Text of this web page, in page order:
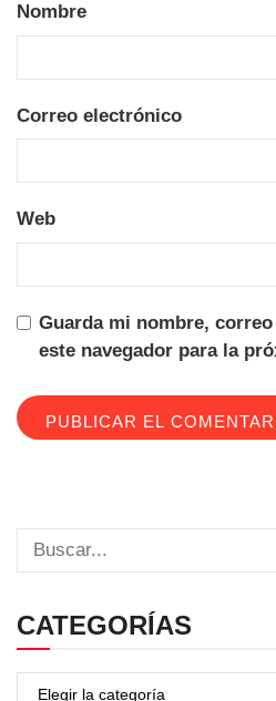
Nombre
Correo electrónico
Web
Guarda mi nombre,
este navegador para la
CATEGORÍAS